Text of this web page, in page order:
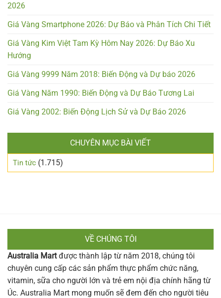
2026
Giá Vàng Smartphone 2026: Dự Báo và Phân Tích Chi Tiết
Giá Vàng Kim Việt Tam Kỳ Hôm Nay 2026: Dự Báo Xu
Hướng
Giá Vàng 9999 Năm 2018: Biến Động và Dự báo 2026
Giá Vàng Năm 1990: Biến Động và Dự Báo Tương Lai
Giá Vàng 2002: Biến Động Lịch Sử và Dự Báo 2026
CHUYÊN MỤC BÀI VIẾT
Tin tức (1.715)
VỀ CHÚNG TÔI
Australia Martđược thành lập từ năm 2018, chúng tôi
chuyên cung cấp các sản phẩm thực phẩm chức năng,
vitamin, sữa cho người lớn và trẻ em nội địa chính hãng từ
Úc. Australia Mart mong muốn sẽ đem đến cho người tiêu